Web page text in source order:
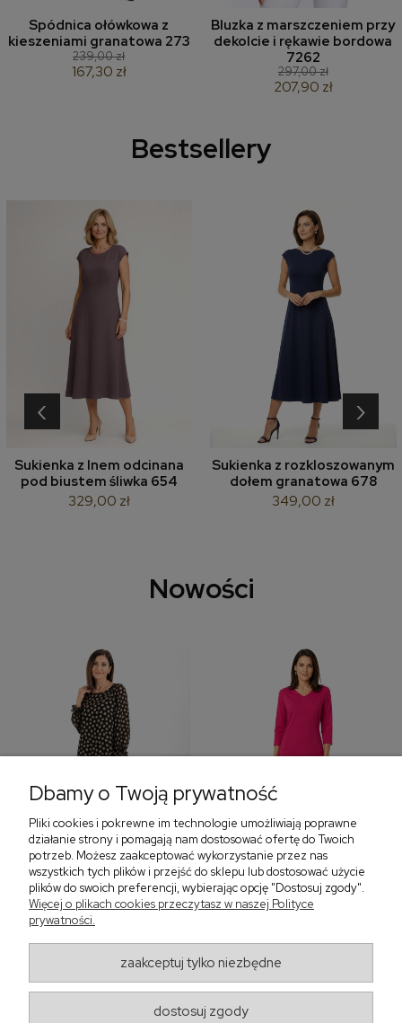
Spódnica ołówkowa z
kieszeniami granatowa 273
239,00 zł
167,30 zł
Bluzka z marszczeniem przy
dekolcie i rękawie bordowa
7262
297,00 zł
207,90 zł
Bestsellery
Sukienka z lnem odcinana
pod biustem śliwka 654
329,00 zł
Sukienka z rozkloszowanym
dołem granatowa 678
349,00 zł
‹ ›
Nowości
Sukienka z falbaną i
bufiastym rękawem w
405,30 zł
Sukienka z dekoltem w
299,00 zł
‹
Dbamy o Twoją prywatność
Pliki cookies i pokrewne im technologie umożliwiają poprawne
działanie strony i pomagają nam dostosować ofertę do Twoich
potrzeb. Możesz zaakceptować wykorzystanie przez nas
wszystkich tych plików i przejść do sklepu lub dostosować użycie
plików do swoich preferencji, wybierając opcję "Dostosuj zgody".
Więcej o plikach cookies przeczytasz w naszej Polityce
prywatności.
zaakceptuj tylko niezbędne
dostosuj zgody